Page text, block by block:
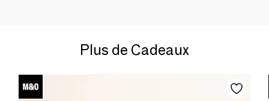
Plus de Cadeaux